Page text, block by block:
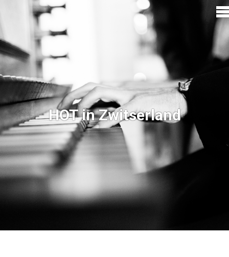
HOT in Zwitserland